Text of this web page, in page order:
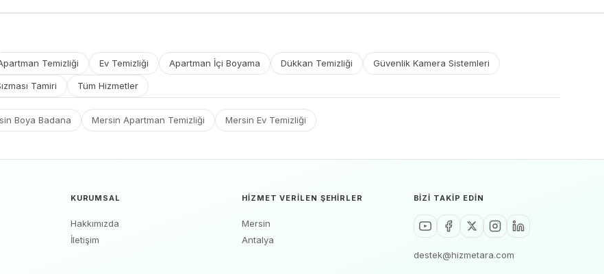
Temizliği Ev Temizliği Apartman İçi Boyama Dükkan Temizliği Güvenlik Kamera Sistemleri
Tamiri Tüm Hizmetler
Boya Badana Mersin Apartman Temizliği Mersin Ev Temizliği
KURUMSAL
Hakkımızda
İletişim
HIZMET VERILEN ŞEHIRLER
Mersin
Antalya
BIZI TAKIP EDIN
destek@hizmetara.com